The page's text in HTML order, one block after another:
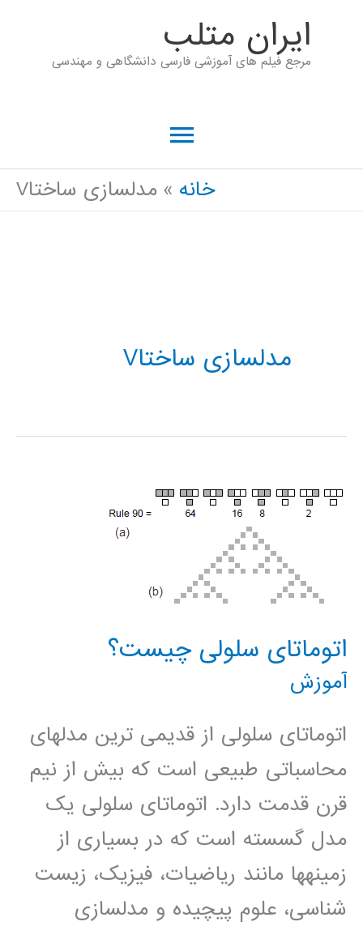
ايران متلب
مرجع فیلم های آموزشی فارسی دانشگاهی و مهندسی
فهرست
اصلیخانه مدلسازی ساختاV
مدلسازی ساختاV
اتوماتای سلولی چیست؟
آموزش
اتوماتای سلولی از قدیمی ترین مدل­های
محاسباتی طبیعی است که بیش از نیم
قرن قدمت دارد. اتوماتای سلولی یک
مدل گسسته است که در بسیاری از
زمینه­ها مانند ریاضیات، فیزیک، زیست
شناسی، علوم پیچیده و مدلسازی